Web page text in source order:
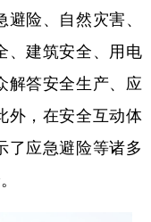
险、自然灾害、
、建筑安全、用电
解答安全生产、应
外，在安全互动体
了应急避险等诸多